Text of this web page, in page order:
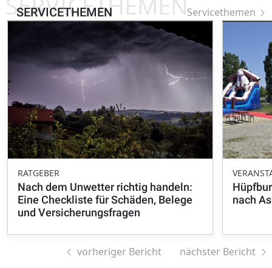
SERVICETHEMEN Servicethemen
RATGEBER
Nach dem Unwetter richtig handeln:
Eine Checkliste für Schäden, Belege
und Versicherungsfragen
nach
vorheriger Bericht nächster Bericht